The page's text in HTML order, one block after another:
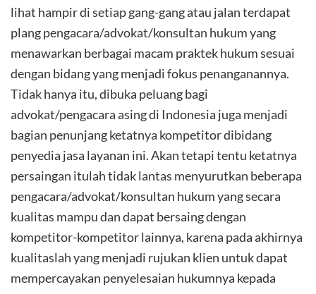
lihat hampir di setiap gang-gang atau jalan terdapat
plang pengacara/advokat/konsultan hukum yang
menawarkan berbagai macam praktek hukum sesuai
dengan bidang yang menjadi fokus penanganannya.
Tidak hanya itu, dibuka peluang bagi
advokat/pengacara asing di Indonesia juga menjadi
bagian penunjang ketatnya kompetitor dibidang
penyedia jasa layanan ini. Akan tetapi tentu ketatnya
persaingan itulah tidak lantas menyurutkan beberapa
pengacara/advokat/konsultan hukum yang secara
kualitas mampu dan dapat bersaing dengan
kompetitor-kompetitor lainnya, karena pada akhirnya
kualitaslah yang menjadi rujukan klien untuk dapat
mempercayakan penyelesaian hukumnya kepada